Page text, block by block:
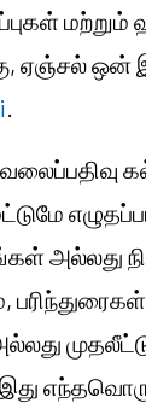
மற்றும்
ஏஞ்சல் ஒன்
.
அல்லது